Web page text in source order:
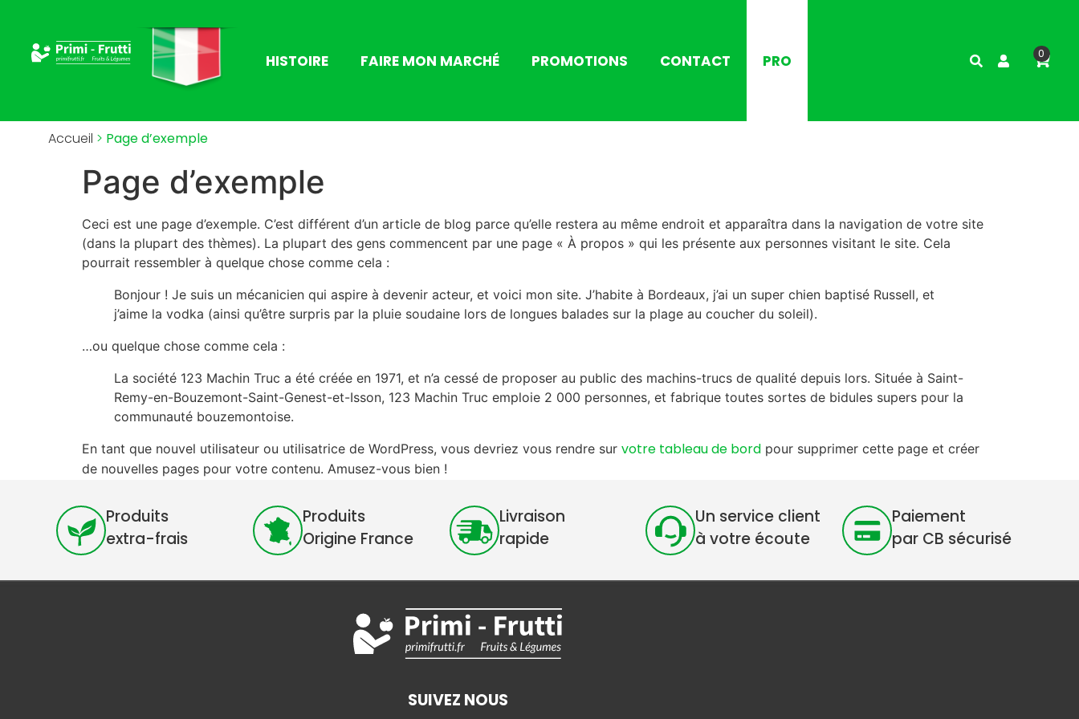
HISTOIRE FAIRE MON MARCHÉ PROMOTIONS CONTACT PRO 0
Accueil > Page d’exemple
Page d’exemple
Ceci est une page d’exemple. C’est différent d’un article de blog parce qu’elle restera au même endroit et apparaîtra dans la navigation de votre site
(dans la plupart des thèmes). La plupart des gens commencent par une page « À propos » qui les présente aux personnes visitant le site. Cela
pourrait ressembler à quelque chose comme cela :
Bonjour ! Je suis un mécanicien qui aspire à devenir acteur, et voici mon site. J’habite à Bordeaux, j’ai un super chien baptisé Russell, et
j’aime la vodka (ainsi qu’être surpris par la pluie soudaine lors de longues balades sur la plage au coucher du soleil).
…ou quelque chose comme cela :
La société 123 Machin Truc a été créée en 1971, et n’a cessé de proposer au public des machins-trucs de qualité depuis lors. Située à Saint-
Remy-en-Bouzemont-Saint-Genest-et-Isson, 123 Machin Truc emploie 2 000 personnes, et fabrique toutes sortes de bidules supers pour la
communauté bouzemontoise.
En tant que nouvel utilisateur ou utilisatrice de WordPress, vous devriez vous rendre sur votre tableau de bord pour supprimer cette page et créer
de nouvelles pages pour votre contenu. Amusez-vous bien !
Produits
extra-frais
Produits
Origine France
Livraison
rapide
Un service client
à votre écoute
Paiement
par CB sécurisé
SUIVEZ NOUS